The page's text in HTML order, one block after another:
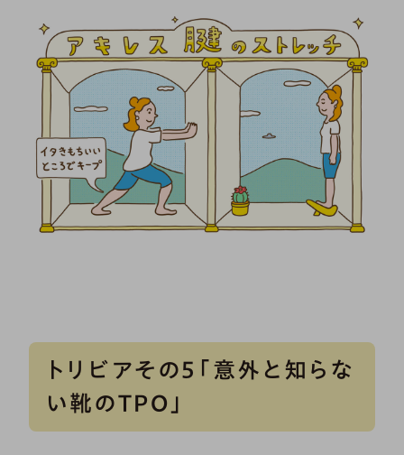
トリビアその5「意外と知らな
い靴のTPO」